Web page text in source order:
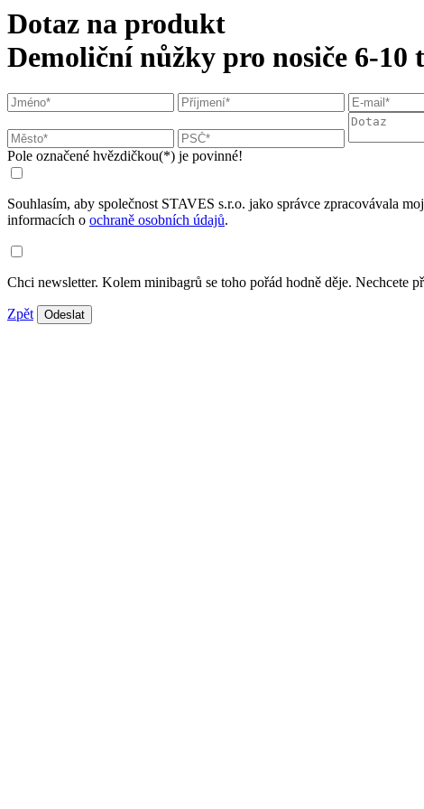
Dotaz na produkt
Demoliční nůžky pro nosiče 6-10 t
Pole označené hvězdičkou(*) je povinné!
Souhlasím, aby společnost STAVES s.r.o. jako správce zpracovávala
informacích o ochraně osobních údajů.
Chci newsletter. Kolem minibagrů se toho pořád hodně děje. Nechcete
Zpět Odeslat